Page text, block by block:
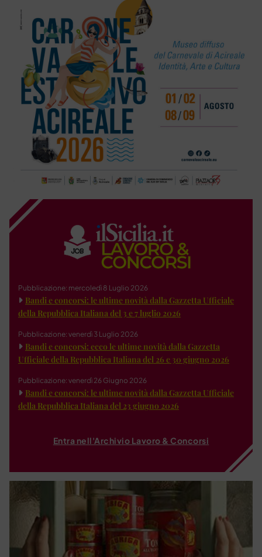
Pubblicazione: mercoledì 8 Luglio 2026
Bandi e concorsi: le ultime novità dalla Gazzetta Ufficiale
della Repubblica Italiana del 3 e 7 luglio 2026
Pubblicazione: venerdì 3 Luglio 2026
Bandi e concorsi: ecco le ultime novità dalla Gazzetta
Ufficiale della Repubblica Italiana del 26 e 30 giugno 2026
Pubblicazione: venerdì 26 Giugno 2026
Bandi e concorsi: le ultime novità dalla Gazzetta Ufficiale
della Repubblica Italiana del 23 giugno 2026
Entra nell'Archivio Lavoro & Concorsi